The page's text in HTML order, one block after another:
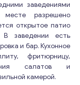
заведениями
разрешено
открытое патио
заведении есть
и бар. Кухонное
фритюрницу,
салатов и
камерой.